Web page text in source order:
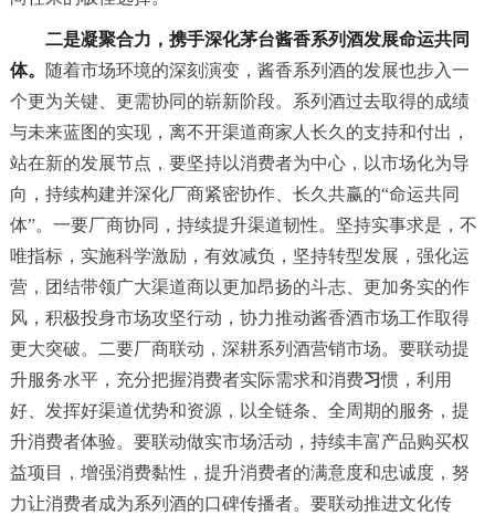
二是凝聚合力，携手深化茅台酱香系列酒发展命运共同
体。
随着市场环境的深刻演变，酱香系列酒的发展也步入一
个更为关键、更需协同的崭新阶段。系列酒过去取得的成绩
与未来蓝图的实现，离不开渠道商家人长久的支持和付出，
站在新的发展节点，要坚持以消费者为中心，以市场化为导
向，持续构建并深化厂商紧密协作、长久共赢的“命运共同
体”。一要厂商协同，持续提升渠道韧性。坚持实事求是，不
唯指标，实施科学激励，有效减负，坚持转型发展，强化运
营，团结带领广大渠道商以更加昂扬的斗志、更加务实的作
风，积极投身市场攻坚行动，协力推动酱香酒市场工作取得
更大突破。二要厂商联动，深耕系列酒营销市场。要联动提
升服务水平，充分把握消费者实际需求和消费习惯，利用
好、发挥好渠道优势和资源，以全链条、全周期的服务，提
升消费者体验。要联动做实市场活动，持续丰富产品购买权
益项目，增强消费黏性，提升消费者的满意度和忠诚度，努
力让消费者成为系列酒的口碑传播者。要联动推进文化传